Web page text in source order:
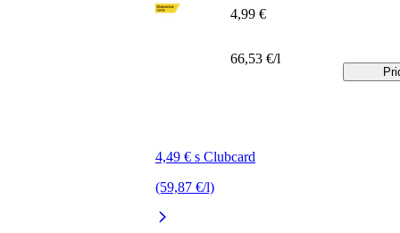
4,49 € s Clubcard
(59,87 €/l)
4,99 €
66,53 €/l